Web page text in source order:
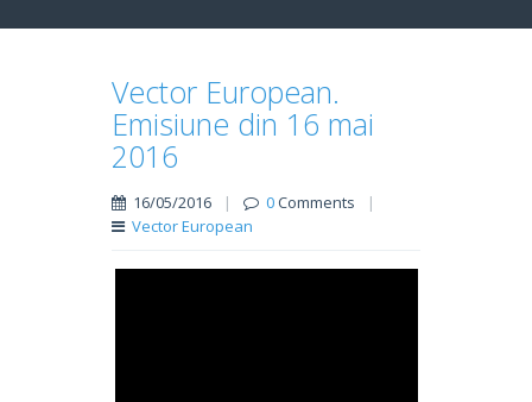
Vector European.
Emisiune din 16 mai
2016
16/05/2016 | 0Comments
|
Vector European